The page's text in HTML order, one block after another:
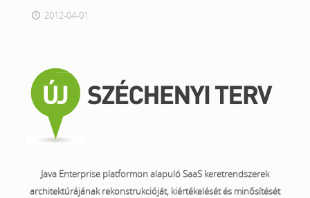
2012-04-01
Java Enterprise platformon alapuló SaaS keretrendszerek
architektúrájának rekonstrukcióját, kiértékelését és minősítését